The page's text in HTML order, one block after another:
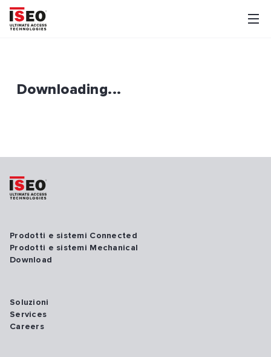
Downloading...
Prodotti e sistemi Connected
Prodotti e sistemi Mechanical
Download
Soluzioni
Services
Careers